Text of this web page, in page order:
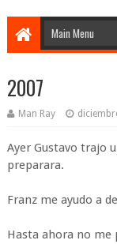
2007
Man Ray
Ayer Gustavo trajo
preparara.
Franz me ayudo a
Hasta ahora no me